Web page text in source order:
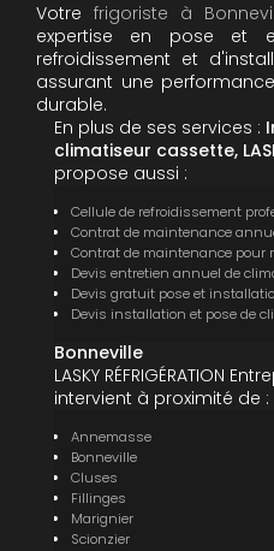
Votrefrigoriste à
expertise en pose et
refroidissement et
assurant une
durable.
En plus de ses services :
climatiseur cassette,
propose aussi :
Cellule de refroidissement
Contrat de maintenance
Contrat de maintenance pour
Devis entretien annuel de
Devis gratuit pose et
Devis installation et pose de
Bonneville
LASKY RÉFRIGÉRATION
intervient à proximité de :
Annemasse
Bonneville
Cluses
Fillinges
Marignier
Scionzier